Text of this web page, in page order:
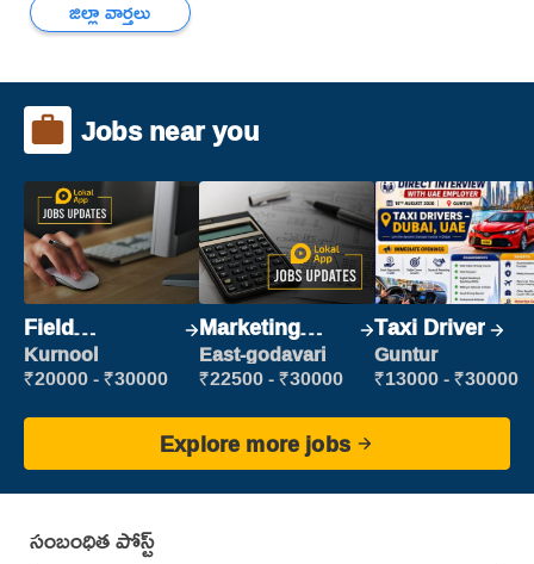
జిల్లా వార్తలు
Jobs near you
Field
Marketing
Executive
Kurnool
₹20000 - ₹30000
Marketing
Executive
East-godavari
₹22500 - ₹30000
Taxi Driver
Guntur
₹13000 - ₹30000
Explore more jobs
సంబంధిత పోస్ట్